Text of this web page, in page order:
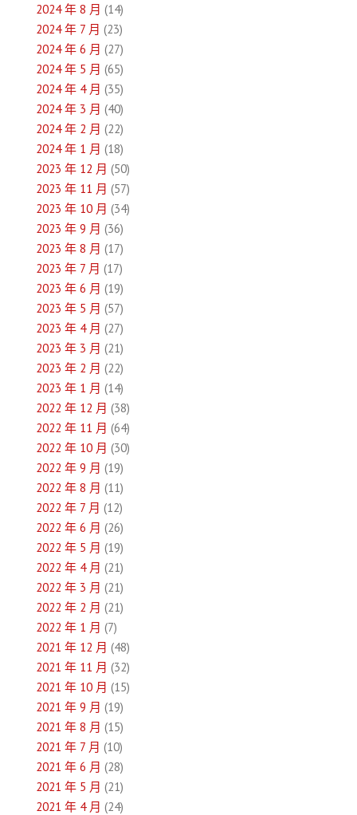
2024 年 8 月 (14)
2024 年 7 月 (23)
2024 年 6 月 (27)
2024 年 5 月 (65)
2024 年 4 月 (35)
2024 年 3 月 (40)
2024 年 2 月 (22)
2024 年 1 月 (18)
2023 年 12 月 (50)
2023 年 11 月 (57)
2023 年 10 月 (34)
2023 年 9 月 (36)
2023 年 8 月 (17)
2023 年 7 月 (17)
2023 年 6 月 (19)
2023 年 5 月 (57)
2023 年 4 月 (27)
2023 年 3 月 (21)
2023 年 2 月 (22)
2023 年 1 月 (14)
2022 年 12 月 (38)
2022 年 11 月 (64)
2022 年 10 月 (30)
2022 年 9 月 (19)
2022 年 8 月 (11)
2022 年 7 月 (12)
2022 年 6 月 (26)
2022 年 5 月 (19)
2022 年 4 月 (21)
2022 年 3 月 (21)
2022 年 2 月 (21)
2022 年 1 月 (7)
2021 年 12 月 (48)
2021 年 11 月 (32)
2021 年 10 月 (15)
2021 年 9 月 (19)
2021 年 8 月 (15)
2021 年 7 月 (10)
2021 年 6 月 (28)
2021 年 5 月 (21)
2021 年 4 月 (24)